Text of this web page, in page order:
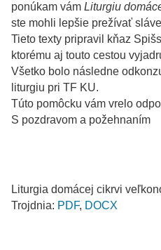
ponúkam vámLiturgiu
ste mohli lepšie prežívať
Tieto texty pripravil kňaz
ktorému aj touto cestou
Všetko bolo následne
liturgiu pri TF KU.
Túto pomôcku vám vrelo
S pozdravom a požehnaním
Liturgia domácej cikrvi
Trojdnia: PDF, DOCX